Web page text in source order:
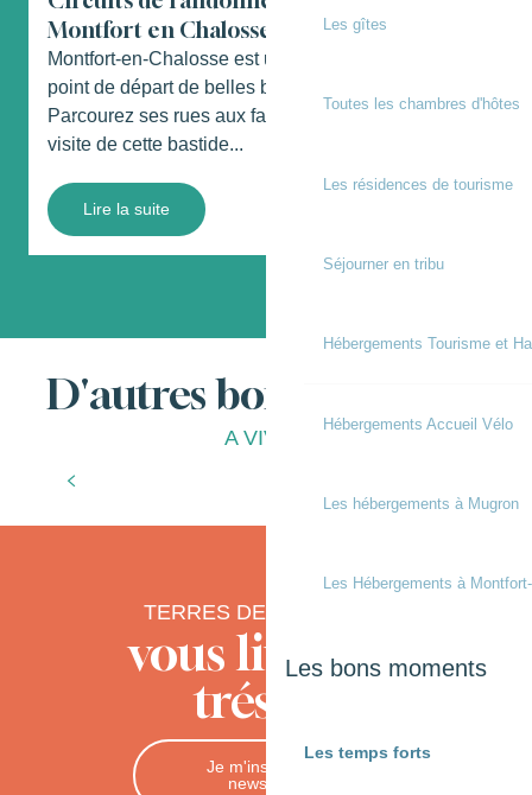
Les gîtes
Toutes les chambres d'hôtes
Les résidences de tourisme
Séjourner en tribu
Hébergements Tourisme et
Hébergements Accueil Vélo
Les hébergements à Mugron
Les Hébergements à
Les bons moments
Les temps forts
Montfort en Chalosse
Montfort-en-Chalosse est un joli village qui sera le
point de départ de belles balades et randonnées.
Parcourez ses rues aux façades colorées pour une
visite de cette bastide...
Lire la suite
D'autres bonnes choses
A VIVRE
À la ferme
TERRES DE CHALOSSE
vous livre ses
trésors
Je m'inscris à la
newsletter